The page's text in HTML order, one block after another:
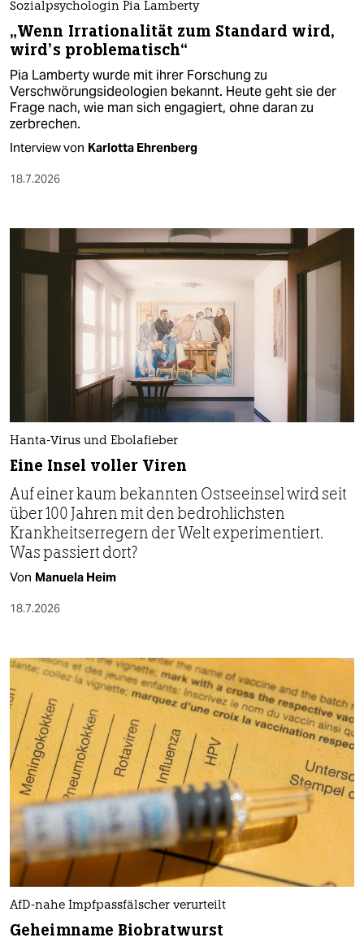
Sozialpsychologin Pia Lamberty
„Wenn Irrationalität zum Standard wird,
wird’s problematisch“
Pia Lamberty wurde mit ihrer Forschung zu
Verschwörungsideologien bekannt. Heute geht sie der
Frage nach, wie man sich engagiert, ohne daran zu
zerbrechen.
Interview von Karlotta Ehrenberg
18.7.2026
Hanta-Virus und Ebolafieber
Eine Insel voller Viren
Auf einer kaum bekannten Ostseeinsel wird seit
über 100 Jahren mit den bedrohlichsten
Krankheitserregern der Welt experimentiert.
Was passiert dort?
Von Manuela Heim
18.7.2026
AfD-nahe Impfpassfälscher verurteilt
Geheimname Biobratwurst